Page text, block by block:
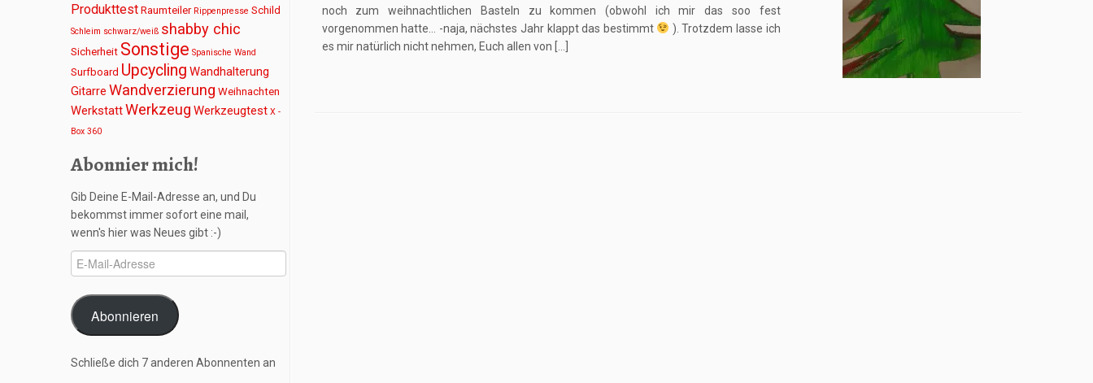
Produkttest Raumteiler Rippenpresse Schild
Schleim schwarz/weiß shabby chic
Sicherheit Sonstige Spanische Wand
Surfboard Upcycling Wandhalterung
Gitarre Wandverzierung Weihnachten
WerkstattWerkzeug Werkzeugtest X -
Box 360
Abonnier mich!
Gib Deine E-Mail-Adresse an, und Du
bekommst immer sofort eine mail,
wenn's hier was Neues gibt :-)
E-
Mail-
Adresse
Abonnieren
Schließe dich 7 anderen Abonnenten an
noch zum weihnachtlichen Basteln zu kommen (obwohl ich mir das soo fest
vorgenommen hatte… -naja, nächstes Jahr klappt das bestimmt
). Trotzdem lasse ich
es mir natürlich nicht nehmen, Euch allen von […]